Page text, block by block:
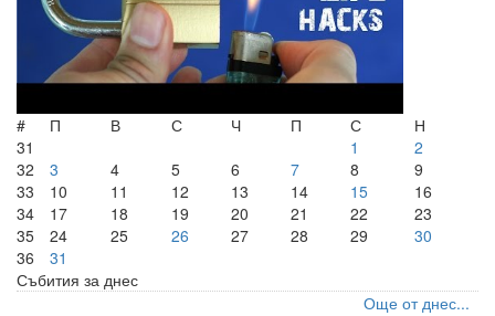
# П В С Ч П С
Н
31
1
2
32
3 4 5 6 7 8
9
33
10 11 12 13 14 15
16
34
17 18 19 20 21 22
23
35
24 25 26 27 28 29
30
36
31
Събития за днес
Още от днес...